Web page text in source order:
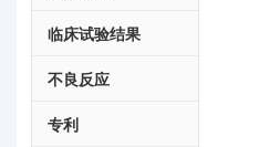
临床试验结果
不良反应
专利